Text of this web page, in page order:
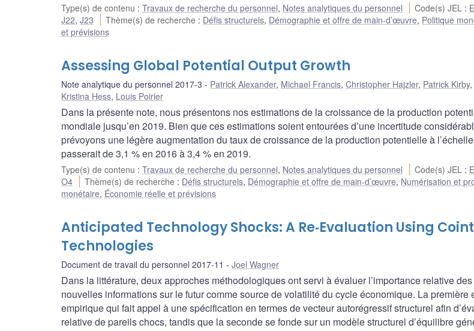
Type(s) de contenu : Travaux de recherche du personnel, Notes analytiques du personnel Code(s) JEL : E
J22, J23 Thème(s) de recherche : Défis structurels, Démographie et offre de main-d’œuvre, Politique
et prévisions
Assessing Global Potential Output Growth
Note analytique du personnel 2017-3 Patrick Alexander, Michael Francis, Christopher Hajzler, Patrick Kirby,
Kristina Hess, Louis Poirier
Dans la présente note, nous présentons nos estimations de la croissance de la production
mondiale jusqu’en 2019. Bien que ces estimations soient entourées d’une incertitude
prévoyons une légère augmentation du taux de croissance de la production potentielle à
passerait de 3,1 % en 2016 à 3,4 % en 2019.
Type(s) de contenu : Travaux de recherche du personnel, Notes analytiques du personnel Code(s) JEL : E
O4
Thème(s) de recherche : Défis structurels, Démographie et offre de main-d’œuvre, Numérisation et
monétaire, Économie réelle et prévisions
Anticipated Technology Shocks: A Re‐Evaluation Using
Technologies
Document de travail du personnel 2017-11 Joel Wagner
Dans la littérature, deux approches méthodologiques ont servi à évaluer l’importance relative
nouvelles informations sur le futur comme source de volatilité du cycle économique. La première
empirique qui fait appel à une spécification en termes de vecteur autorégressif structurel afin
relative de pareils chocs, tandis que la seconde se fonde sur un modèle structurel d’équilibre